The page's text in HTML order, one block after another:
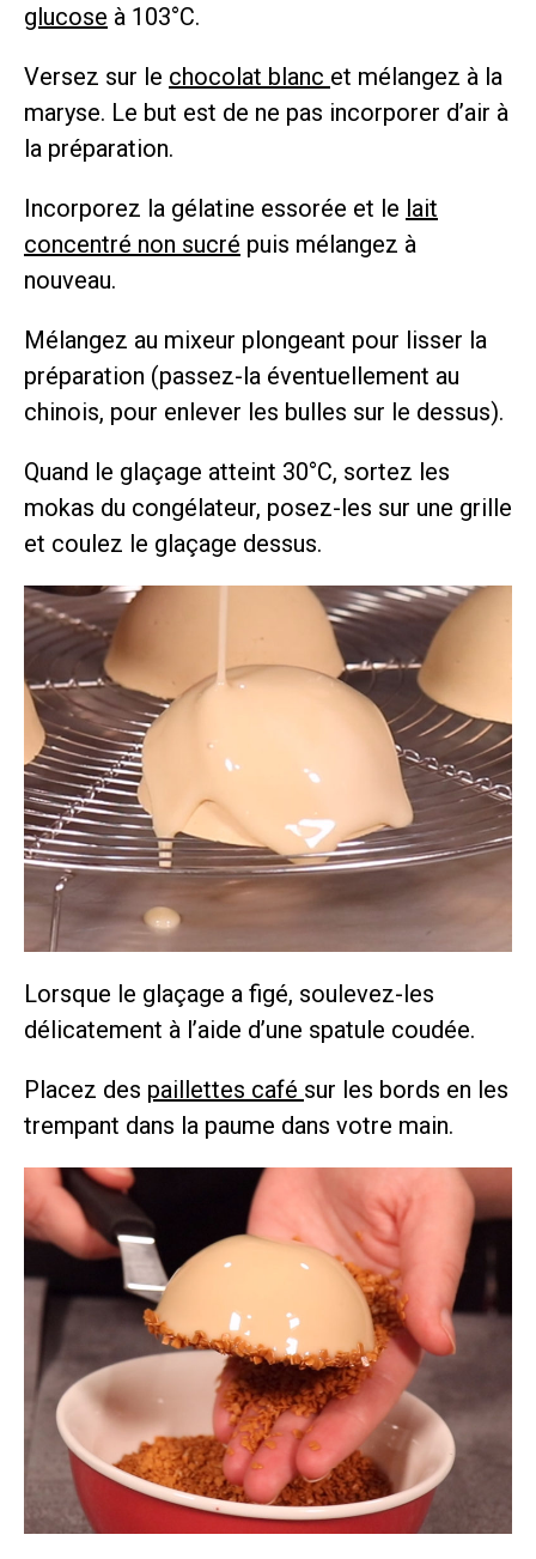
glucose à 103°C.
Versez sur le chocolat blanc et mélangez à la
maryse. Le but est de ne pas incorporer d’air à
la préparation.
Incorporez la gélatine essorée et le lait
concentré non sucré puis mélangez à
nouveau.
Mélangez au mixeur plongeant pour lisser la
préparation (passez-la éventuellement au
chinois, pour enlever les bulles sur le dessus).
Quand le glaçage atteint 30°C, sortez les
mokas du congélateur, posez-les sur une grille
et coulez le glaçage dessus.
Lorsque le glaçage a figé, soulevez-les
délicatement à l’aide d’une spatule coudée.
Placez des paillettes café sur les bords en les
trempant dans la paume dans votre main.